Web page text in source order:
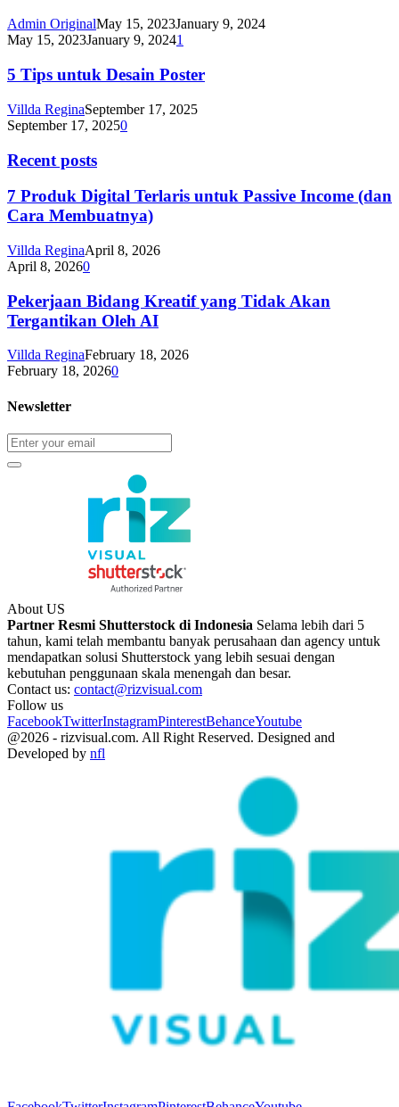
Admin OriginalMay 15, 2023January 9, 2024
May 15, 2023January 9, 20241
5 Tips untuk Desain Poster
Villda ReginaSeptember 17, 2025
September 17, 20250
Recent posts
7 Produk Digital Terlaris untuk Passive Income (dan
Cara Membuatnya)
Villda ReginaApril 8, 2026
April 8, 20260
Pekerjaan Bidang Kreatif yang Tidak Akan
Tergantikan Oleh AI
Villda ReginaFebruary 18, 2026
February 18, 20260
Newsletter
About US
Partner Resmi Shutterstock di Indonesia Selama lebih dari 5
tahun, kami telah membantu banyak perusahaan dan agency untuk
mendapatkan solusi Shutterstock yang lebih sesuai dengan
kebutuhan penggunaan skala menengah dan besar.
Contact us: contact@rizvisual.com
Follow us
FacebookTwitterInstagramPinterestBehanceYoutube
@2026 - rizvisual.com. All Right Reserved. Designed and
Developed by nfl